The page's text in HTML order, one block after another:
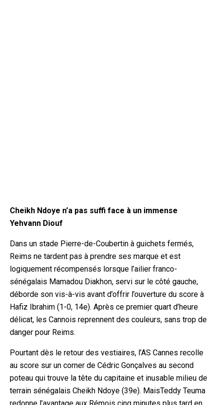
Cheikh Ndoye n’a pas suffi face à un immense
Yehvann Diouf
Dans un stade Pierre-de-Coubertin à guichets fermés,
Reims ne tardent pas à prendre ses marque et est
logiquement récompensés lorsque l’ailier franco-
sénégalais Mamadou Diakhon, servi sur le côté gauche,
déborde son vis-à-vis avant d’offrir l’ouverture du score à
Hafiz Ibrahim (1 -0, 14e). Après ce premier quart d’heure
délicat, les Cannois reprennent des couleurs, sans trop de
danger pour Reims.
Pourtant dès le retour des vestiaires, l’AS Cannes recolle
au score sur un corner de Cédric Gonçalves au second
poteau qui trouve la tête du capitaine et inusable milieu de
terrain sénégalais Cheikh Ndoye (39e). MaisTeddy Teuma